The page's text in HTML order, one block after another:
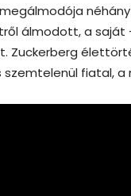
álmodott, a
Zuckerberg
fiatal, a